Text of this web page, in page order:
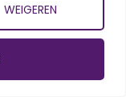
WEIGEREN